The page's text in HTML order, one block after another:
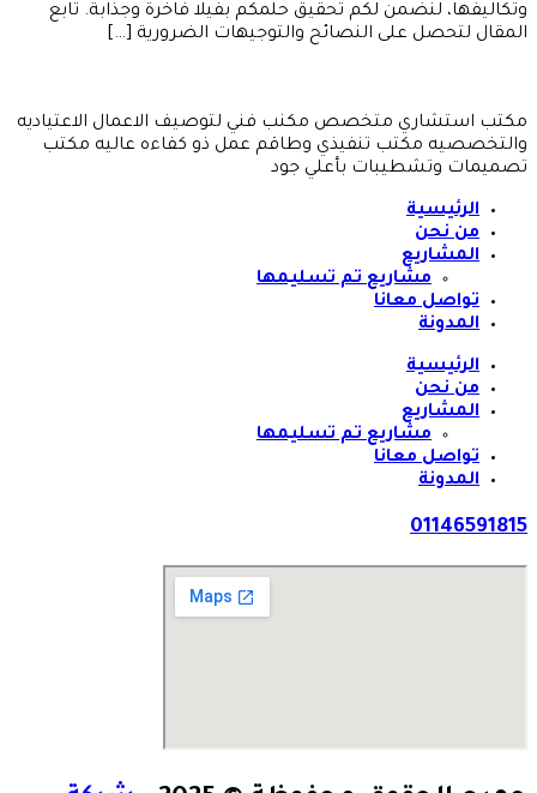
وتكاليفها، لنضمن لكم تحقيق حلمكم بفيلا فاخرة وجذابة. تابع
المقال لتحصل على النصائح والتوجيهات الضرورية […]
مكتب استشاري متخصص مكنب فني لتوصيف الاعمال الاعتياديه
والتخصصيه مكتب تنفيذي وطاقم عمل ذو كفاءه عاليه مكتب
تصميمات وتشطيبات بأعلي جود
الرئيسية
من نحن
المشاريع
مشاريع تم تسليمها
تواصل معانا
المدونة
الرئيسية
من نحن
المشاريع
مشاريع تم تسليمها
تواصل معانا
المدونة
01146591815